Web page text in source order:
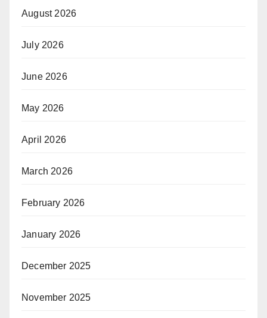
August 2026
July 2026
June 2026
May 2026
April 2026
March 2026
February 2026
January 2026
December 2025
November 2025